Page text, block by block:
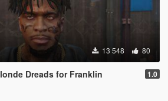
13 548 80
Dreads for Franklin 1.0